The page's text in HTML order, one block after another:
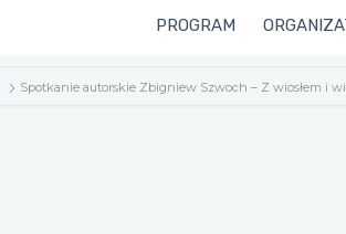
PROGRAM
Spotkanie autorskie Zbigniew Szwoch – Z wiosłem i